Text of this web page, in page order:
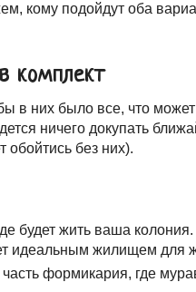
кому подойдут оба
комплект
в них было все, что
ничего докупать
обойтись без них).
будет жить ваша колония.
идеальным жилищем для
формикария, где